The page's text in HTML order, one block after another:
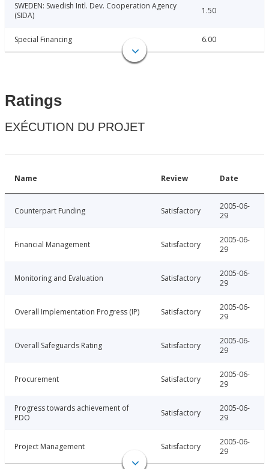
SWEDEN: Swedish Intl. Dev. Cooperation Agency
(SIDA)
1.50
Special Financing 6.00
Ratings
EXÉCUTION DU PROJET
Name Review Date
Counterpart Funding Satisfactory
2005-06-
29
Financial Management Satisfactory
2005-06-
29
Monitoring and Evaluation Satisfactory
2005-06-
29
Overall Implementation Progress (IP) Satisfactory
2005-06-
29
Overall Safeguards Rating Satisfactory
2005-06-
29
Procurement Satisfactory
2005-06-
29
Progress towards achievement of
PDO
Satisfactory
2005-06-
29
Project Management Satisfactory
2005-06-
29